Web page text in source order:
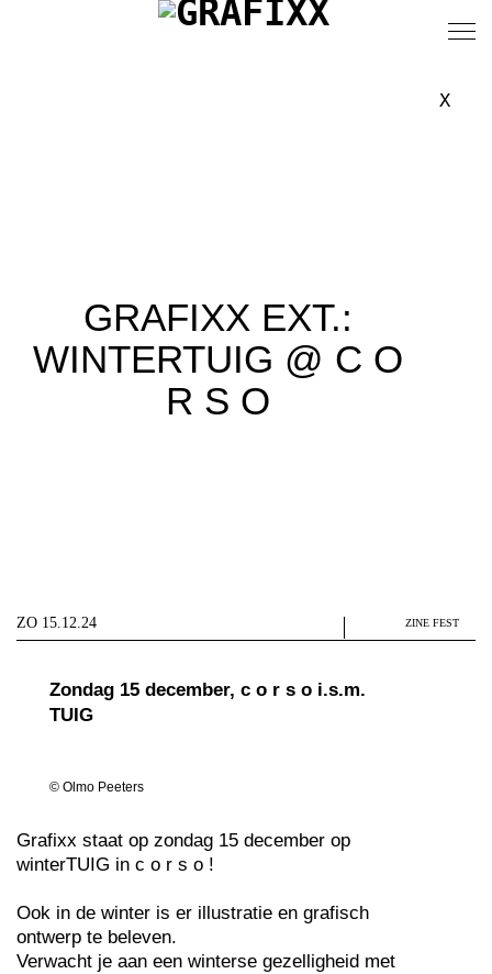
X
GRAFIXX EXT.:
WINTERTUIG @ C O
R S O
ZO 15.12.24 ZINE FEST
Zondag 15 december, c o r s o i.s.m.
TUIG
© Olmo Peeters
Grafixx staat op zondag 15 december op
winterTUIG in c o r s o !
Ook in de winter is er illustratie en grafisch
ontwerp te beleven.
Verwacht je aan een winterse gezelligheid met